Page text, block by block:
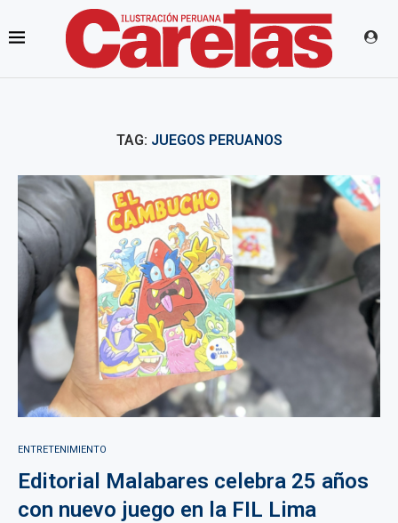
TAG: JUEGOS PERUANOS
ENTRETENIMIENTO
Editorial Malabares celebra 25 años
con nuevo juego en la FIL Lima